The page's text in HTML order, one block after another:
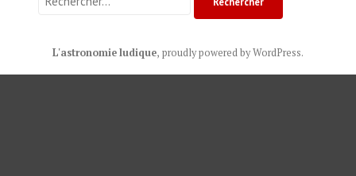
L'astronomie ludique, proudly powered by WordPress.